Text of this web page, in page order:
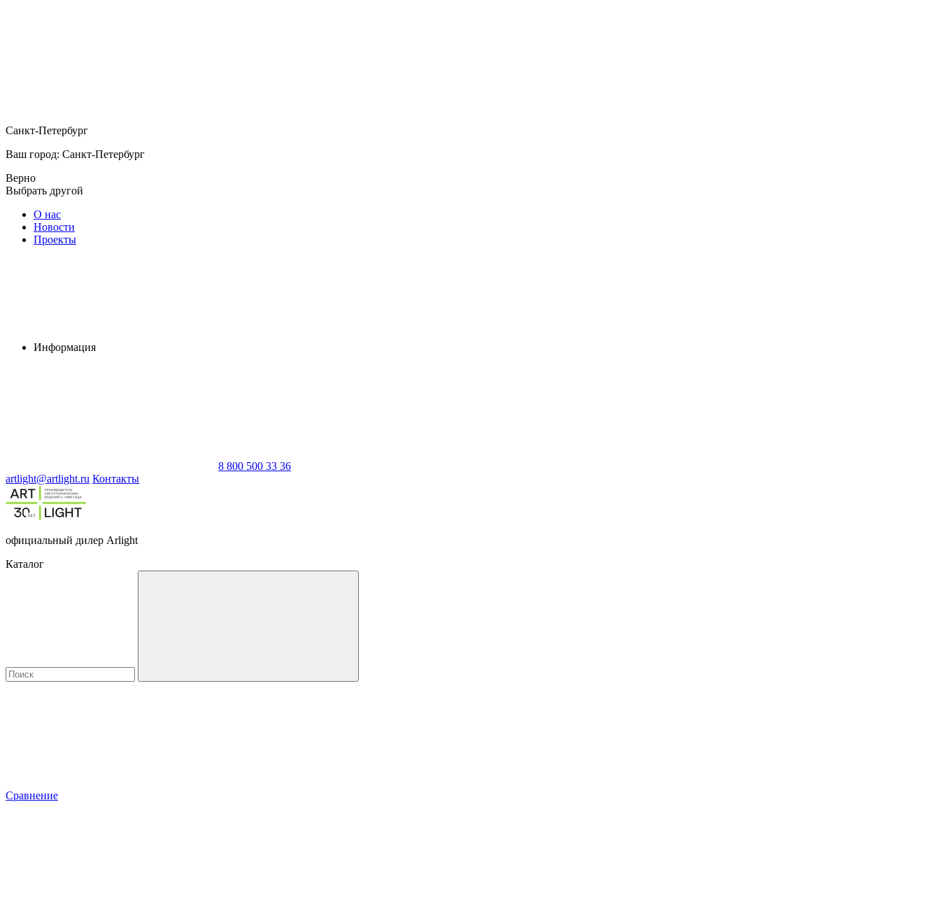
Санкт-Петербург
Ваш город: Санкт-Петербург
Верно
Выбрать другой
О нас
Новости
Проекты
Информация
8 800 500 33 36
artlight@artlight.ru Контакты
официальный дилер Arlight
Каталог
Сравнение